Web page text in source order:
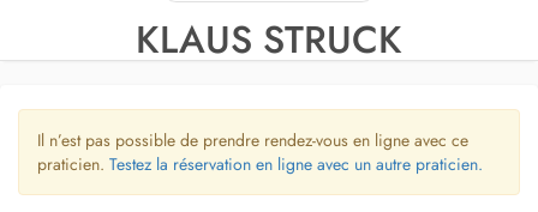
KLAUS STRUCK
Il n’est pas possible de prendre rendez-vous en ligne avec ce
praticien. Testez la réservation en ligne avec un autre praticien.